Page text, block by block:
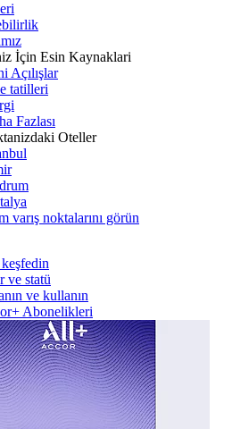
İçin Esin Kaynaklari
Açılışlar
tatilleri
Fazlası
Oteller
varış noktalarını görün
ve statü
ve kullanın
Abonelikleri